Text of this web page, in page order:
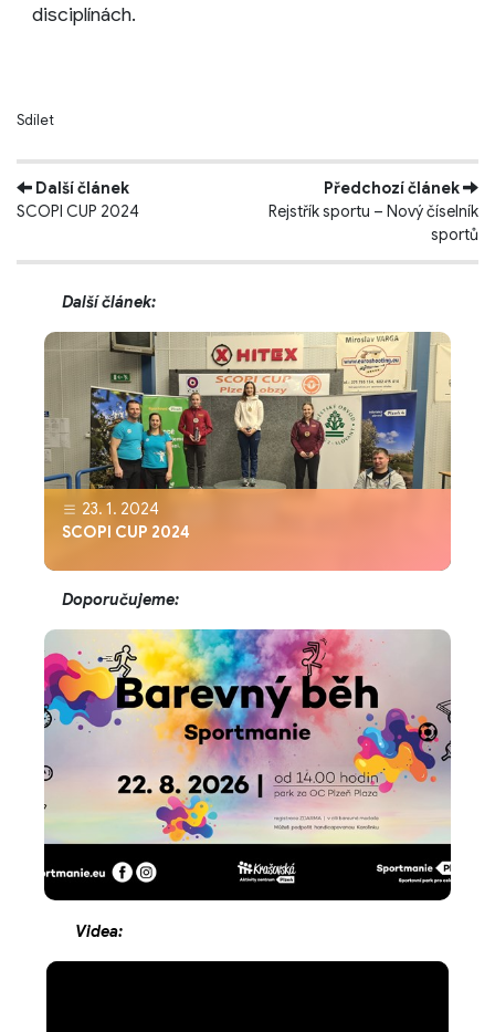
disciplínách.
Sdílet
Další článek
SCOPI CUP 2024
Předchozí článek
Rejstřík sportu – Nový číselník
sportů
Další článek:
23. 1. 2024
SCOPI CUP 2024
Doporučujeme:
Videa: